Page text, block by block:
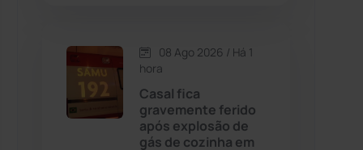
Érico Cardoso
Esportes
08 Ago 2026 / Há 1
hora
Casal fica
gravemente ferido
após explosão de
gás de cozinha em